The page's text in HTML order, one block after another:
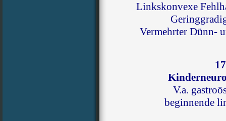
Linkskonvexe
Vermehrter Dünn-
V.a.
beginnende